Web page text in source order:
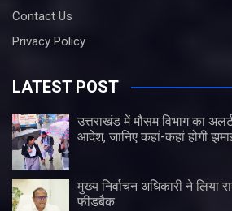
Contact Us
Privacy Policy
LATEST POST
उत्तराखंड में मौसम विभाग का
आदेश, जानिए कहां-कहां होगी
मुख्य निर्वाचन अधिकारी ने लिया
फीडबैक